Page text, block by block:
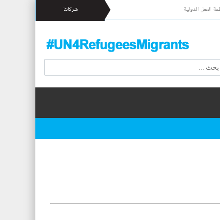
العمل الدولية شركائنا